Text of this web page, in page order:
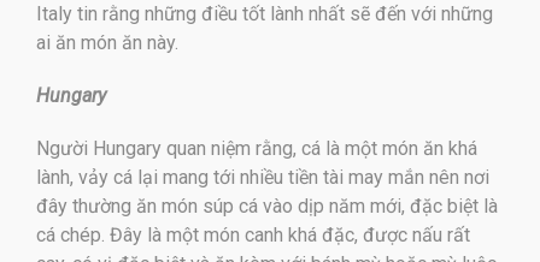
Italy tin rằng những điều tốt lành nhất sẽ đến với những
ai ăn món ăn này.
Hungary
Người Hungary quan niệm rằng, cá là một món ăn khá
lành, vảy cá lại mang tới nhiều tiền tài may mắn nên nơi
đây thường ăn món súp cá vào dịp năm mới, đặc biệt là
cá chép. Đây là một món canh khá đặc, được nấu rất